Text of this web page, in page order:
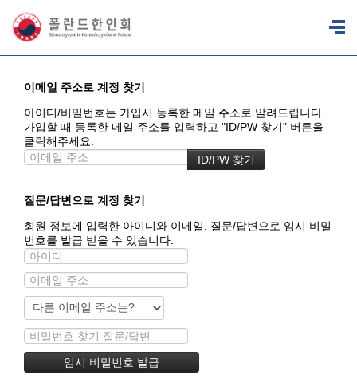
이메일 주소로 계정 찾기
아이디/비밀번호는 가입시 등록한 메일 주소로 알려드립니다.
가입할 때 등록한 메일 주소를 입력하고 "ID/PW 찾기" 버튼을
클릭해주세요.
질문/답변으로 계정 찾기
회원 정보에 입력한 아이디와 이메일, 질문/답변으로 임시 비밀
번호를 발급 받을 수 있습니다.